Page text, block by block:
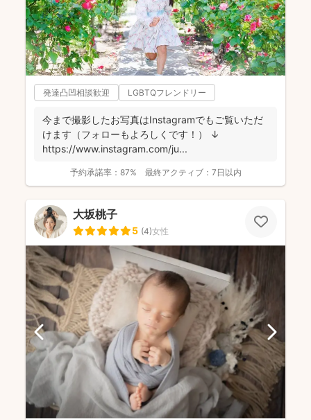
発達凸凹相談歓迎 LGBTQフレンドリー
今まで撮影したお写真はInstagramでもご覧いただ
けます（フォローもよろしくです！） ↓
https://www.instagram.com/ju...
予約承諾率： 87% 最終アクティブ： 7日以内
大坂桃子
5 (4)女性